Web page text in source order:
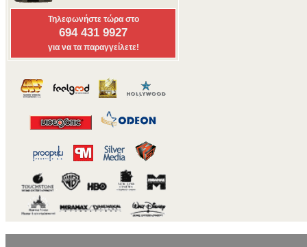
Τηλεφωνήστε τώρα στο
694 431 9927
για να τα παραγγείλετε!